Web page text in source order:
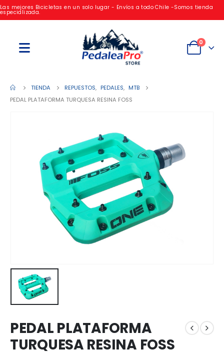
Las mejores Bicicletas en un solo lugar - Envíos a todo Chile -Somos tienda
especializada.
0
TIENDA REPUESTOS, PEDALES, MTB
PEDAL PLATAFORMA TURQUESA RESINA FOSS
PEDAL PLATAFORMA
TURQUESA RESINA FOSS